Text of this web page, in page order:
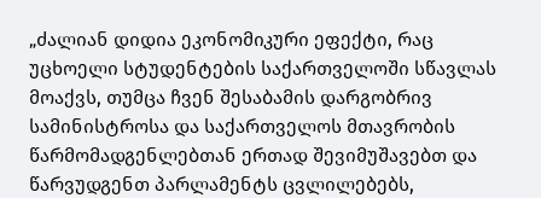
„ძალიან დიდია ეკონომიკური ეფექტი, რაც
უცხოელი სტუდენტების საქართველოში სწავლას
მოაქვს, თუმცა ჩვენ შესაბამის დარგობრივ
სამინისტროსა და საქართველოს მთავრობის
წარმომადგენლებთან ერთად შევიმუშავებთ და
წარვუდგენთ პარლამენტს ცვლილებებს,